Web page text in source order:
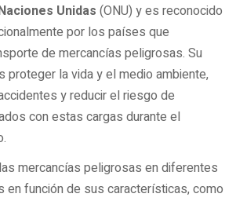
Unidas (ONU) y es reconocido
por los países que
de mercancías peligrosas. Su
proteger la vida y el medio ambiente,
y reducir el riesgo de
con estas cargas durante el
mercancías peligrosas en diferentes
en función de sus características, como